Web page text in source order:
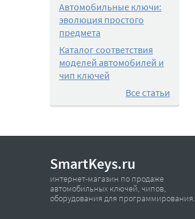
Автомобильные ключи:
эволюция простого
предмета
Каталог соответствия
моделей автомобилей и
чип ключей
Все статьи
SmartKeys.ru
интернет-магазин по продаже
автомобильных ключей, чипов,
оборудования для программирования.